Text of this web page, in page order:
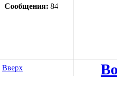
Сообщения: 84
Вверх